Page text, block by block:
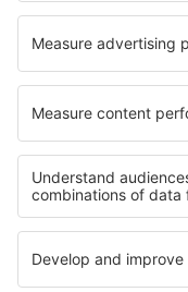
Unterkunft in Kenai
Unterkunft in Big-Bend-
Unterkunft beim Comer
Unterkunft an der
Unterkunft in Neu-